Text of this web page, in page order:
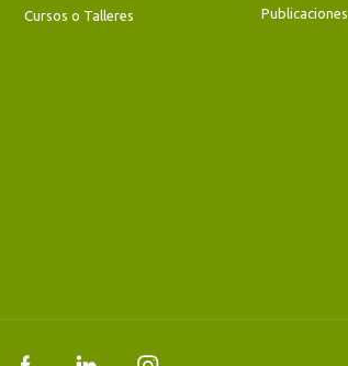
Cursos o Talleres
Publicaciones